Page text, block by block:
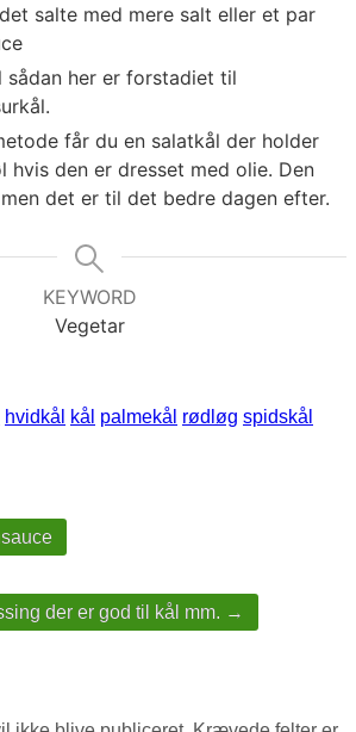
salte med mere salt eller et par
sådan her er forstadiet til
får du en salatkål der holder
hvis den er dresset med olie. Den
det er til det bedre dagen efter.
KEYWORD
Vegetar
hvidkål kål palmekål rødløg spidskål
der er god til kål mm. →